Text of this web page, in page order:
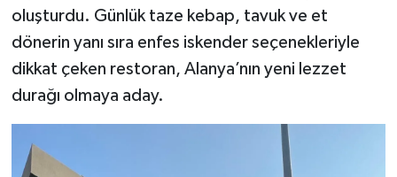
oluşturdu. Günlük taze kebap, tavuk ve et
dönerin yanı sıra enfes iskender seçenekleriyle
dikkat çeken restoran, Alanya’nın yeni lezzet
durağı olmaya aday.